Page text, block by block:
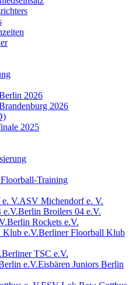
2026
2026
2025
Training
ASV Michendorf e. V.
Berlin Broilers 04 e.V.
Berlin Rockets e.V.
Berliner Floorball Klub
Berliner TSC e.V.
Eisbären Juniors Berlin